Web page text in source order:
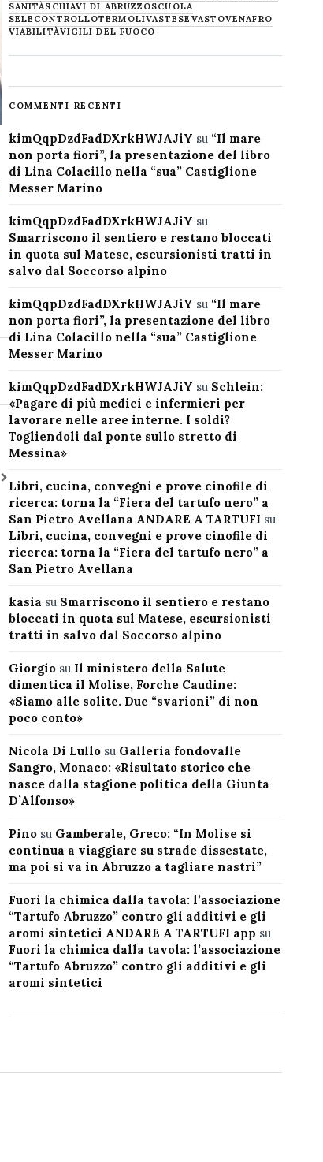
SANITÀSCHIAVI DI ABRUZZOSCUOLA
SELECONTROLLOTERMOLIVASTESE VASTOVENAFRO
VIABILITÀVIGILI DEL FUOCO
COMMENTI RECENTI
kimQqpDzdFadDXrkHWJAJiY su “Il mare
non porta fiori”, la presentazione del libro
di Lina Colacillo nella “sua” Castiglione
Messer Marino
kimQqpDzdFadDXrkHWJAJiY su
Smarriscono il sentiero e restano bloccati
in quota sul Matese, escursionisti tratti in
salvo dal Soccorso alpino
kimQqpDzdFadDXrkHWJAJiY su “Il mare
non porta fiori”, la presentazione del libro
di Lina Colacillo nella “sua” Castiglione
Messer Marino
kimQqpDzdFadDXrkHWJAJiY su Schlein:
«Pagare di più medici e infermieri per
lavorare nelle aree interne. I soldi?
Togliendoli dal ponte sullo stretto di
Messina»
Libri, cucina, convegni e prove cinofile di
ricerca: torna la “Fiera del tartufo nero” a
San Pietro Avellana ANDARE A TARTUFI su
Libri, cucina, convegni e prove cinofile di
ricerca: torna la “Fiera del tartufo nero” a
San Pietro Avellana
kasia su Smarriscono il sentiero e restano
bloccati in quota sul Matese, escursionisti
tratti in salvo dal Soccorso alpino
Giorgiosu Il ministero della Salute
dimentica il Molise, Forche Caudine:
«Siamo alle solite. Due “svarioni” di non
poco conto»
Nicola Di Lullosu Galleria fondovalle
Sangro, Monaco: «Risultato storico che
nasce dalla stagione politica della Giunta
D’Alfonso»
Pinosu Gamberale, Greco: “In Molise si
continua a viaggiare su strade dissestate,
ma poi si va in Abruzzo a tagliare nastri”
Fuori la chimica dalla tavola: l’associazione
“Tartufo Abruzzo” contro gli additivi e gli
aromi sintetici ANDARE A TARTUFI app su
Fuori la chimica dalla tavola: l’associazione
“Tartufo Abruzzo” contro gli additivi e gli
aromi sintetici